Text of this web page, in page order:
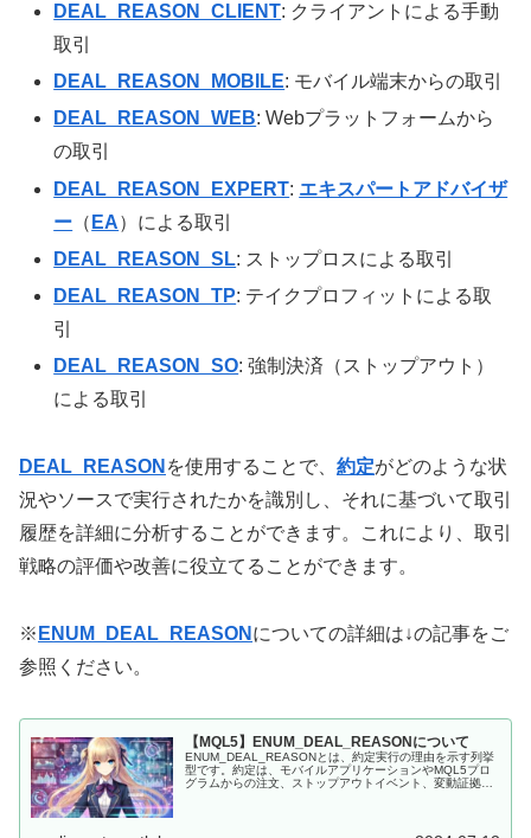
DEAL_REASON_CLIENT: クライアントによる手動
取引
DEAL_REASON_MOBILE: モバイル端末からの取引
DEAL_REASON_WEB: Webプラットフォームから
の取引
DEAL_REASON_EXPERT: エキスパートアドバイザ
ー （ EA）による取引
DEAL_REASON_SL: ストップロスによる取引
DEAL_REASON_TP: テイクプロフィットによる取
引
DEAL_REASON_SO: 強制決済（ストップアウト）
による取引
DEAL_REASON を使用することで、 約定がどのような状
況やソースで実行されたかを識別し、それに基づいて取引
履歴を詳細に分析することができます。これにより、取引
戦略の評価や改善に役立てることができます。
※ ENUM_DEAL_REASON についての詳細は↓の記事をご
参照ください。
【MQL5】ENUM_DEAL_REASONについて
ENUM_DEAL_REASONとは、約定実行の理由を示す列挙
型です。約定は、モバイルアプリケーションやMQL5プロ
グラムからの注文、ストップアウトイベント、変動証拠金